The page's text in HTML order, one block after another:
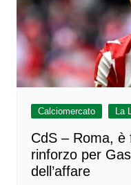
Calciomercato La
CdS – Roma,
rinforzo per
dell’affare